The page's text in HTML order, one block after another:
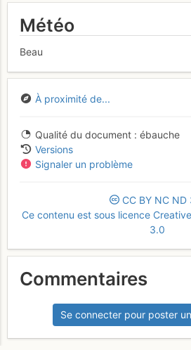
Météo
Beau
À proximité de...
Qualité du document
ébauche
Versions
Signaler un problème
CC BY NC ND
Ce contenu est sous licence
3.0
Commentaires
Se connecter pour poster